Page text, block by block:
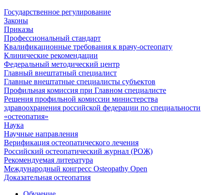
Государственное регулирование
Законы
Приказы
Профессиональный стандарт
Квалификационные требования к врачу-остеопату
Клинические рекомендации
Федеральный методический центр
Главный внештатный специалист
Главные внештатные специалисты субъектов
Профильная комиссия при Главном специалисте
Решения профильной комиссии министерства
здравоохранения российской федерации по специальности
«остеопатия»
Наука
Научные направления
Верификация остеопатического лечения
Российский остеопатический журнал (РОЖ)
Рекомендуемая литература
Международный конгресс Osteopathy Open
Доказательная остеопатия